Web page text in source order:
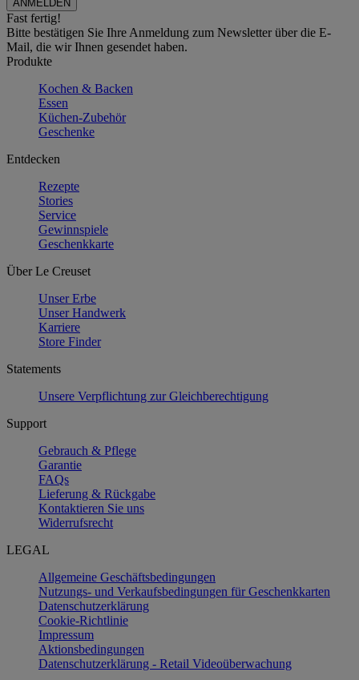
Fast fertig!
Bitte bestätigen Sie Ihre Anmeldung zum Newsletter über die E-
Mail, die wir Ihnen gesendet haben.
Produkte
Kochen & Backen
Essen
Küchen-Zubehör
Geschenke
Entdecken
Rezepte
Stories
Service
Gewinnspiele
Geschenkkarte
Über Le Creuset
Unser Erbe
Unser Handwerk
Karriere
Store Finder
Statements
Unsere Verpflichtung zur Gleichberechtigung
Support
Gebrauch & Pflege
Garantie
FAQs
Lieferung & Rückgabe
Kontaktieren Sie uns
Widerrufsrecht
LEGAL
Allgemeine Geschäftsbedingungen
Nutzungs- und Verkaufsbedingungen für Geschenkkarten
Datenschutzerklärung
Cookie-Richtlinie
Impressum
Aktionsbedingungen
Datenschutzerklärung - Retail Videoüberwachung